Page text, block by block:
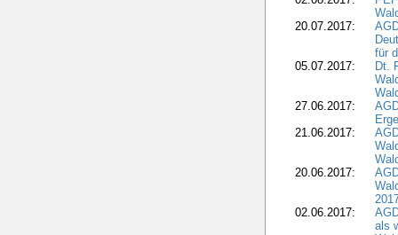
20.07.2017:
für
05.07.2017:
Dt.
27.06.2017:
21.06.2017:
20.06.2017:
02.06.2017:
als